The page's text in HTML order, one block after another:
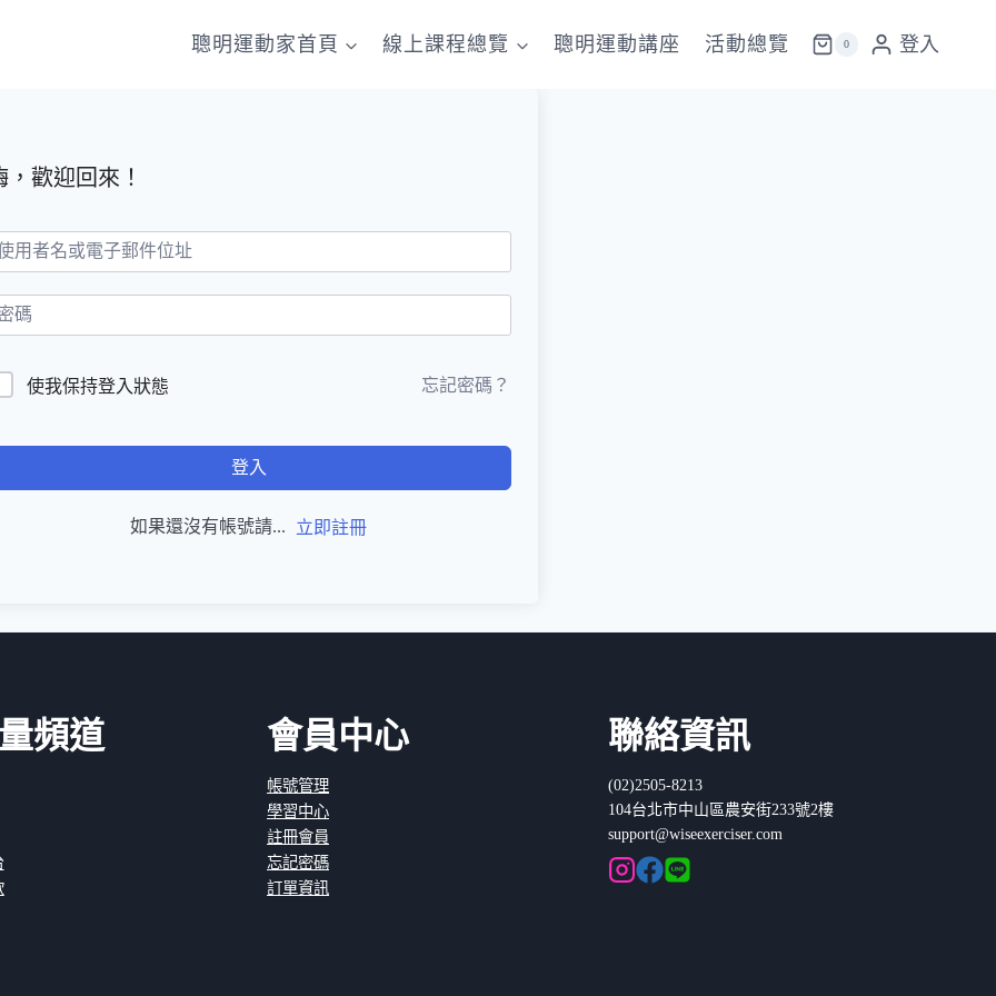
聰明運動家首頁 線上課程總覽 聰明運動講座 活動總覽 0 登入
，歡迎回來！
使我保持登入狀態 忘記密碼？
登入
如果還沒有帳號請... 立即註冊
頻道 會員中心
帳號管理
學習中心
註冊會員
忘記密碼
訂單資訊
聯絡資訊
(02)2505-8213
104台北市中山區農安街233號2樓
support@wiseexerciser.com